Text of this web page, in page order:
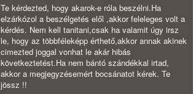
Te kérdezted, hogy akarok-e róla beszélni.Ha
elzárkózol a beszélgetés elől ,akkor feleleges volt a
kérdés. Nem kell tanitani,csak ha valamit úgy irsz
le, hogy az többféleképp érthető,akkor annak akinek
cimezted joggal vonhat le akár hibás
következtetést.Ha nem bántó szándékkal irtad,
akkor a megjegyzésemért bocsánatot kérek. Te
jössz !!